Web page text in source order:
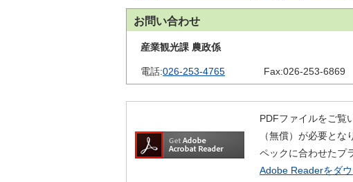
ペット・動物
相談窓口
お問い合わせ
産業観光課 農政係
電話:026-253-4765 Fax:026-253-6869
PDFファイルをご覧
（無償）が必要と
ペックに合わせたプ
Adobe Readerをダ